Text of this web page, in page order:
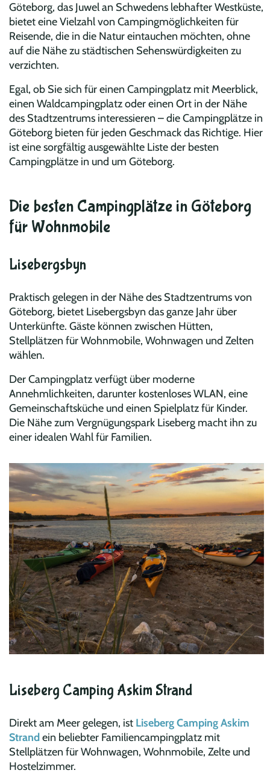
Göteborg, das Juwel an Schwedens lebhafter Westküste,
bietet eine Vielzahl von Campingmöglichkeiten für
Reisende, die in die Natur eintauchen möchten, ohne
auf die Nähe zu städtischen Sehenswürdigkeiten zu
verzichten.
Egal, ob Sie sich für einen Campingplatz mit Meerblick,
einen Waldcampingplatz oder einen Ort in der Nähe
des Stadtzentrums interessieren – die Campingplätze in
Göteborg bieten für jeden Geschmack das Richtige. Hier
ist eine sorgfältig ausgewählte Liste der besten
Campingplätze in und um Göteborg.
Die besten Campingplätze in Göteborg
für Wohnmobile
Lisebergsbyn
Praktisch gelegen in der Nähe des Stadtzentrums von
Göteborg, bietet Lisebergsbyn das ganze Jahr über
Unterkünfte. Gäste können zwischen Hütten,
Stellplätzen für Wohnmobile, Wohnwagen und Zelten
wählen.
Der Campingplatz verfügt über moderne
Annehmlichkeiten, darunter kostenloses WLAN, eine
Gemeinschaftsküche und einen Spielplatz für Kinder.
Die Nähe zum Vergnügungspark Liseberg macht ihn zu
einer idealen Wahl für Familien.
Liseberg Camping Askim Strand
Direkt am Meer gelegen, ist Liseberg Camping Askim
Strand ein beliebter Familiencampingplatz mit
Stellplätzen für Wohnwagen, Wohnmobile, Zelte und
Hostelzimmer.